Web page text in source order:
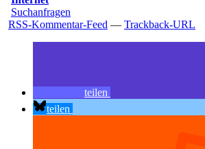
Suchanfragen
RSS-Kommentar-Feed — Trackback-URL
teilen
teilen